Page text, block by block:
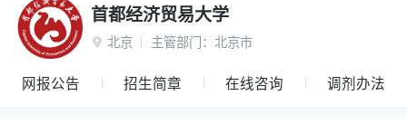
首都经济贸易大学
 北京 主管部门： 北京市
网报公告 招生简章 在线咨询 调剂办法